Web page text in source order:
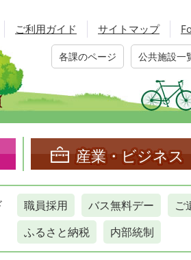
ご利用ガイド サイトマップ
各課のページ 公共施設一
産業・ビジネス
職員採用 バス無料デー
ご
ふるさと納税
内部統制